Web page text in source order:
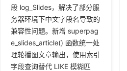
段 log_Slides，解决了部分服
务器环境下中文字段名导致的
兼容性问题。新增 superpag
e_slides_article() 函数统一处
理轮播图文章输出，使用索引
字段查询替代 LIKE 模糊匹